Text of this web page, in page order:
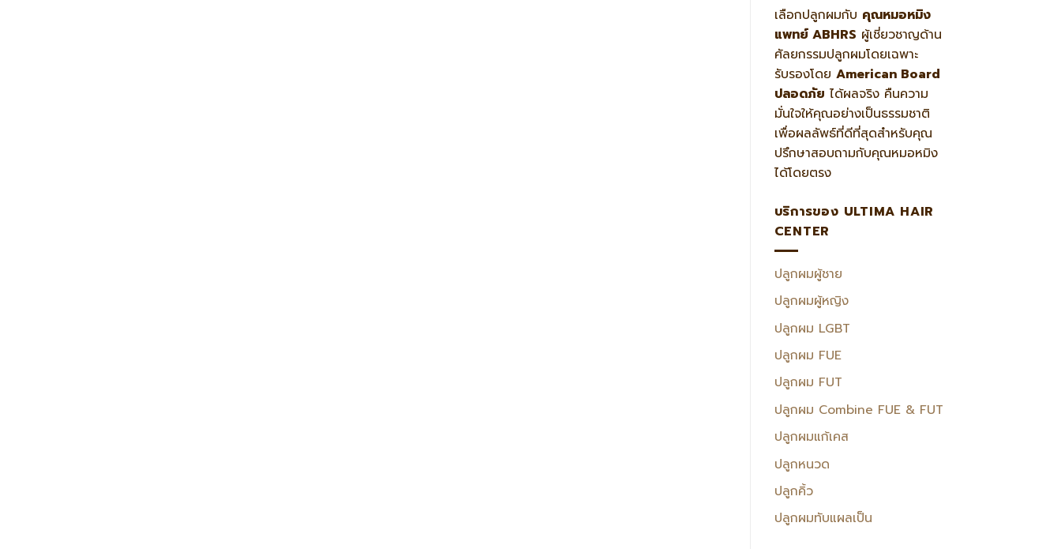
เลือกปลูกผมกับ คุณหมอหมิง
แพทย์ ABHRS ผู้เชี่ยวชาญด้าน
ศัลยกรรมปลูกผมโดยเฉพาะ
รับรองโดย American Board
ปลอดภัย ได้ผลจริง คืนความ
มั่นใจให้คุณอย่างเป็นธรรมชาติ
เพื่อผลลัพธ์ที่ดีที่สุดสำหรับคุณ
ปรึกษาสอบถามกับคุณหมอหมิง
ได้โดยตรง
บริการของ ULTIMA HAIR
CENTER
ปลูกผมผู้ชาย
ปลูกผมผู้หญิง
ปลูกผม LGBT
ปลูกผม FUE
ปลูกผม FUT
ปลูกผม Combine FUE & FUT
ปลูกผมแก้เคส
ปลูกหนวด
ปลูกคิ้ว
ปลูกผมทับแผลเป็น